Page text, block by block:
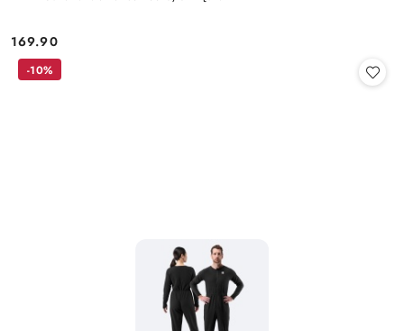
Cena:
169.90
-10%